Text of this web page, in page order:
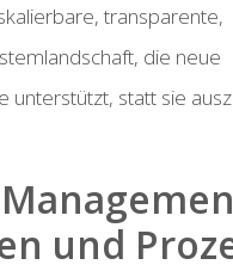
transparente,
die neue
unterstützt, statt sie
und